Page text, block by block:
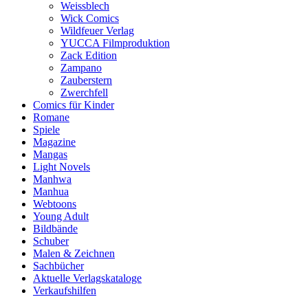
Weissblech
Wick Comics
Wildfeuer Verlag
YUCCA Filmproduktion
Zack Edition
Zampano
Zauberstern
Zwerchfell
Comics für Kinder
Romane
Spiele
Magazine
Mangas
Light Novels
Manhwa
Manhua
Webtoons
Young Adult
Bildbände
Schuber
Malen & Zeichnen
Sachbücher
Aktuelle Verlagskataloge
Verkaufshilfen